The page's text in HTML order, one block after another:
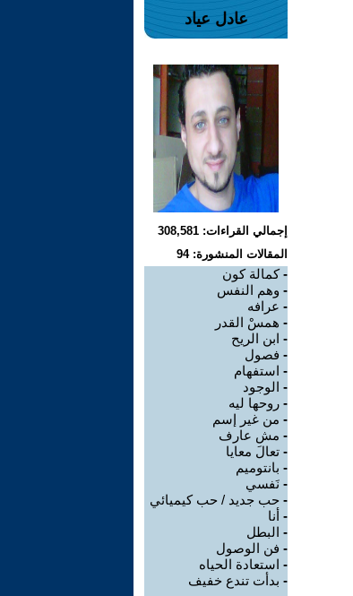
عادل عياد
إجمالي القراءات: 308,581
المقالات المنشورة: 94
-كمالة كون
- وهم النفس
- عرافه
- همسْ القدر
- ابن الريح
- فصول
- استفهام
- الوجود
- روحها ليه
- من غير إسم
- مش عارف
- تعالَ معايا
- بانتوميم
- نَفسي
- حب جديد / حب كيميائي
- أنا
- البطل
- فن الوصول
- استعادة الحياه
- بدأت تندع خفيف